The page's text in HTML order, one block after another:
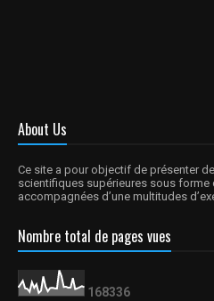
About Us
Ce site a pour objectif de présenter
scientifiques supérieures sous forme
accompagnées d’une multitudes
Nombre total de pages vues
1 68336